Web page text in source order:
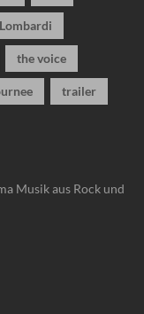
the voice
trailer
Musik aus Rock und